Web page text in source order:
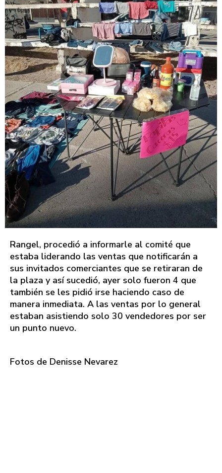
Rangel, procedió a informarle al comité que
estaba liderando las ventas que notificarán a
sus invitados comerciantes que se retiraran de
la plaza y así sucedió, ayer solo fueron 4 que
también se les pidió irse haciendo caso de
manera inmediata. A las ventas por lo general
estaban asistiendo solo 30 vendedores por ser
un punto nuevo.
Fotos de Denisse Nevarez